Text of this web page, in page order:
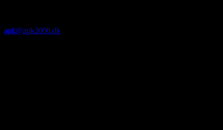
apk@apk2000.dk